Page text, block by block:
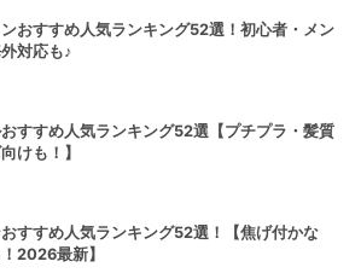
おすすめ人気ランキング52選！初心者・メン
対応も♪
すすめ人気ランキング52選【プチプラ・髪質
けも！】
すすめ人気ランキング52選！【焦げ付かな
2026最新】